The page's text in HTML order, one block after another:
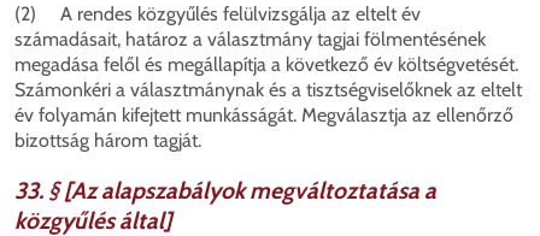
(2) A rendes közgyűlés felülvizsgálja az eltelt év
számadásait, határoz a választmány tagjai fölmentésének
megadása felől és megállapítja a következő év költségvetését.
Számonkéri a választmánynak és a tisztségviselőknek az eltelt
év folyamán kifejtett munkásságát. Megválasztja az ellenőrző
bizottság három tagját.
33. § [Az alapszabályok megváltoztatása a
közgyűlés által]